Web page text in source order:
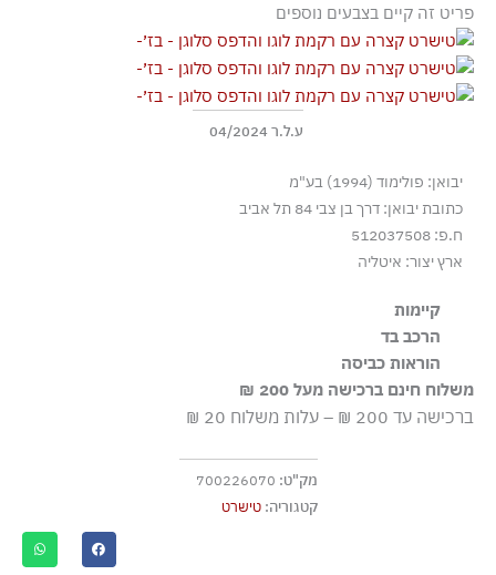
לוגו
והדפס
סלוגן
-
פריט זה קיים בצבעים נוספים
ע.ל.ר 04/2024
יבואן: פולימוד (1994) בע"מ
כתובת יבואן: דרך בן צבי 84 תל אביב
ח.פ: 512037508
ארץ יצור: איטליה
קיימות
חקלאיות התומכות במגוון ביולוגי ובמערכות אקולוגיות בריאות.
הרכב בד
100% כותנה
הוראות כביסה
כביסה עדינה במכונה עד ‎30°C
ללא חומרי הלבנה, ללא השריה
גיהוץ בחום נמוך
אסור לנקות בניקוי יבש
משלוח חינם ברכישה מעל 200 ₪
ברכישה עד 200 ₪ – עלות משלוח 20 ₪
מק"ט: 700226070
קטגוריה:טישרט